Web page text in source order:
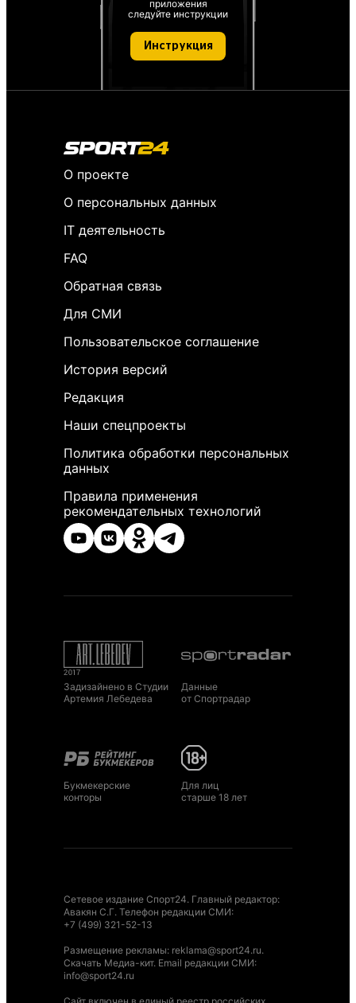
приложения
следуйте инструкции
Инструкция
О проекте
О персональных данных
IT деятельность
FAQ
Обратная связь
Для СМИ
Пользовательское соглашение
История версий
Редакция
Наши спецпроекты
Политика обработки персональных
данных
Правила применения
рекомендательных технологий
Задизайнено в Студии
Артемия Лебедева
Данные
от Спортрадар
Букмекерские
конторы
Для лиц
старше 18 лет
Сетевое издание Спорт24. Главный редактор:
Авакян С.Г. Телефон редакции СМИ:
+7 (499) 321-52-13
Размещение рекламы: reklama@sport24.ru.
Скачать Медиа-кит. Email редакции СМИ:
info@sport24.ru